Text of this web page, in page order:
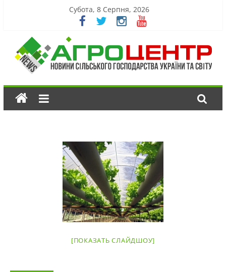
Субота, 8 Серпня, 2026
[ПОКАЗАТЬ СЛАЙДШОУ]